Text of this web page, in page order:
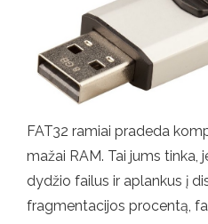
FAT32 ramiai pradeda
mažai RAM. Tai jums tinka,
dydžio failus ir aplankus į
fragmentacijos procentą,